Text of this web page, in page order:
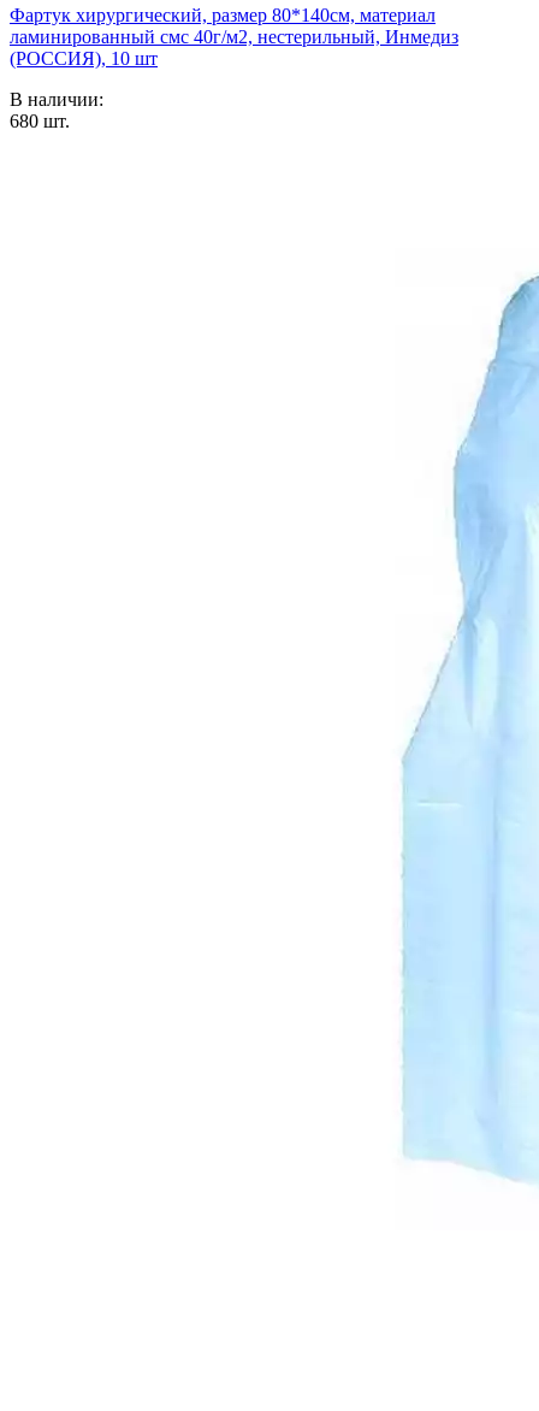
Фартук хирургический, размер 80*140см, материал
ламинированный смс 40г/м2, нестерильный, Инмедиз
(РОССИЯ), 10 шт
В наличии:
680 шт.